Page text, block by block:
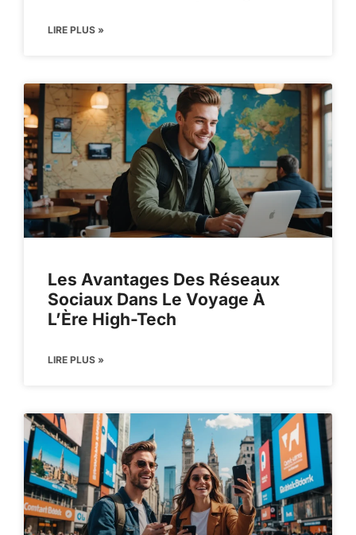
LIRE PLUS »
Les Avantages Des Réseaux
Sociaux Dans Le Voyage À
L’Ère High-Tech
LIRE PLUS »